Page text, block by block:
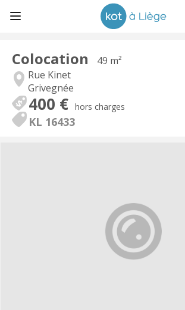
Colocation
49 m²
Rue Kinet
Grivegnée
400 € hors charges
KL 16433